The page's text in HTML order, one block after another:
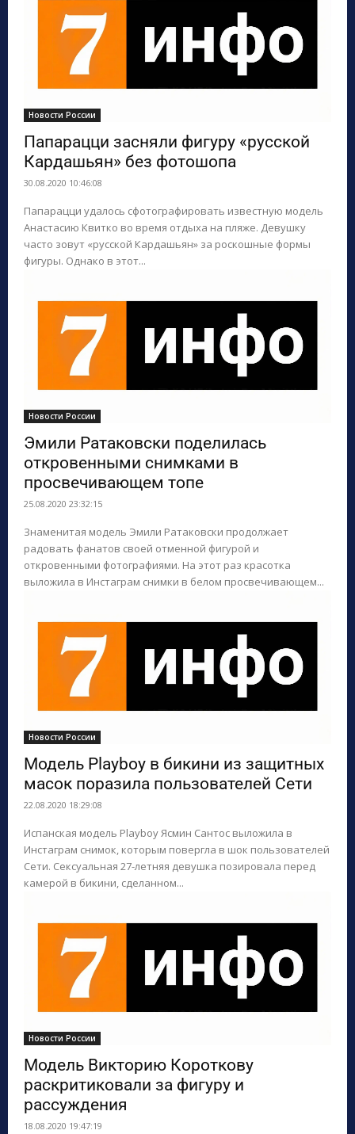
Новости России
Папарацци засняли фигуру «русской
Кардашьян» без фотошопа
30.08.2020 10:46:08
Папарацци удалось сфотографировать известную модель
Анастасию Квитко во время отдыха на пляже. Девушку
часто зовут «русской Кардашьян» за роскошные формы
фигуры. Однако в этот...
Новости России
Эмили Ратаковски поделилась
откровенными снимками в
просвечивающем топе
25.08.2020 23:32:15
Знаменитая модель Эмили Ратаковски продолжает
радовать фанатов своей отменной фигурой и
откровенными фотографиями. На этот раз красотка
выложила в Инстаграм снимки в белом просвечивающем...
Новости России
Модель Playboy в бикини из защитных
масок поразила пользователей Сети
22.08.2020 18:29:08
Испанская модель Playboy Ясмин Сантос выложила в
Инстаграм снимок, которым повергла в шок пользователей
Сети. Сексуальная 27-летняя девушка позировала перед
камерой в бикини, сделанном...
Новости России
Модель Викторию Короткову
раскритиковали за фигуру и
рассуждения
18.08.2020 19:47:19